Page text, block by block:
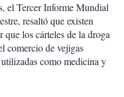
el Tercer Informe Mundial
resaltó que existen
los cárteles de la droga
comercio de vejigas
como medicina y